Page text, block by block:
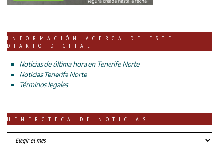
INFORMACIÓN ACERCA DE ESTE
DIARIO DIGITAL
Noticias de última hora en Tenerife Norte
Noticias Tenerife Norte
Términos legales
HEMEROTECA DE NOTICIAS
HEMEROTECA
DE